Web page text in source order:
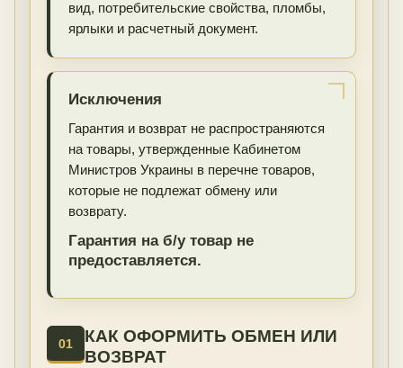
вид, потребительские свойства, пломбы,
ярлыки и расчетный документ.
Исключения
Гарантия и возврат не распространяются
на товары, утвержденные Кабинетом
Министров Украины в перечне товаров,
которые не подлежат обмену или
возврату.
Гарантия на б/у товар не
предоставляется.
01
КАК ОФОРМИТЬ ОБМЕН ИЛИ
ВОЗВРАТ